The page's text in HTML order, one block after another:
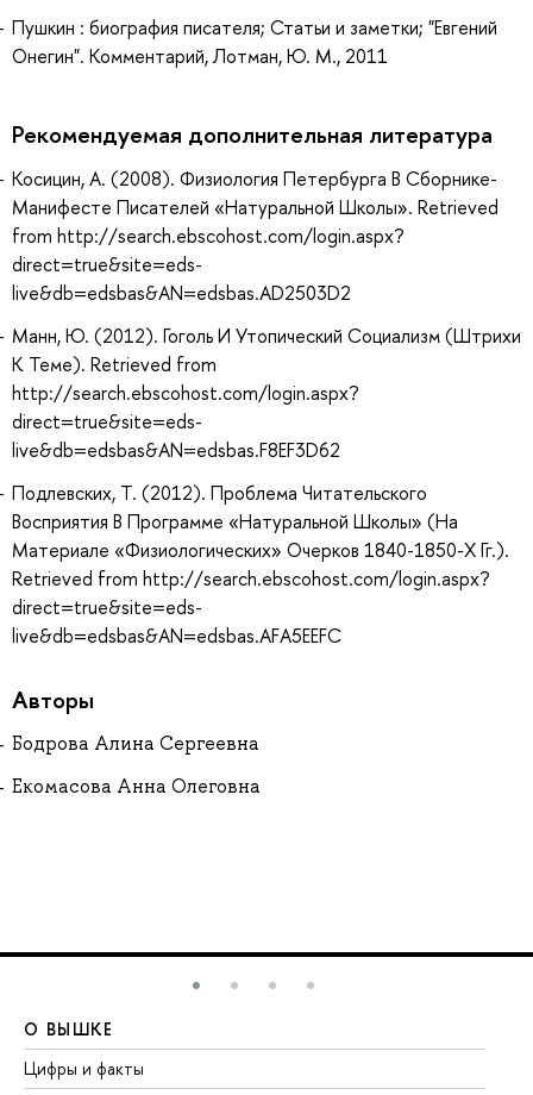
Пушкин : биография писателя; Статьи и заметки; "Евгений
Онегин". Комментарий, Лотман, Ю. М., 2011
Рекомендуемая дополнительная литература
Косицин, А. (2008). Физиология Петербурга В Сборнике-
Манифесте Писателей «Натуральной Школы». Retrieved
from http://search.ebscohost.com/login.aspx?
direct=true&site=eds-
live&db=edsbas&AN=edsbas.AD2503D2
Манн, Ю. (2012). Гоголь И Утопический Социализм (Штрихи
К Теме). Retrieved from
http://search.ebscohost.com/login.aspx?
direct=true&site=eds-
live&db=edsbas&AN=edsbas.F8EF3D62
Подлевских, Т. (2012). Проблема Читательского
Восприятия В Программе «Натуральной Школы» (На
Материале «Физиологических» Очерков 1840-1850-Х Гг.).
Retrieved from http://search.ebscohost.com/login.aspx?
direct=true&site=eds-
live&db=edsbas&AN=edsbas.AFA5EEFC
Авторы
Бодрова Алина Сергеевна
Екомасова Анна Олеговна
О ВЫШКЕ
Цифры и факты